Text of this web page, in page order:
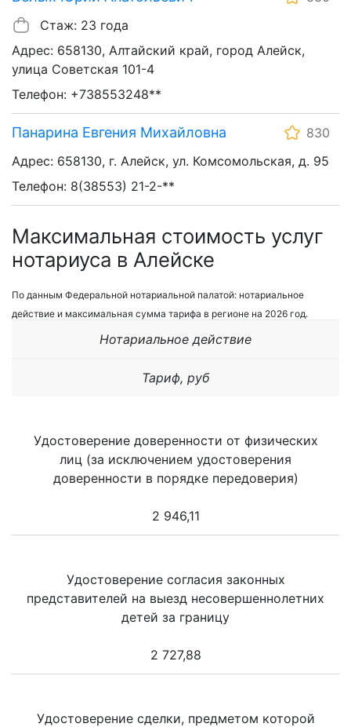
Стаж: 23 года
Адрес: 658130, Алтайский край, город Алейск,
улица Советская 101-4
Телефон: +738553248**
Панарина Евгения Михайловна
830
Адрес: 658130, г. Алейск, ул. Комсомольская, д. 95
Телефон: 8(38553) 21-2-**
Максимальная стоимость услуг
нотариуса в Алейске
По данным Федеральной нотариальной палатой: нотариальное
действие и максимальная сумма тарифа в регионе на 2026 год.
Нотариальное действие
Тариф, руб
Удостоверение доверенности от физических
лиц (за исключением удостоверения
доверенности в порядке передоверия)
2 946,11
Удостоверение согласия законных
представителей на выезд несовершеннолетних
детей за границу
2 727,88
Удостоверение сделки, предметом которой